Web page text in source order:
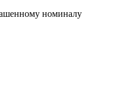
номиналу